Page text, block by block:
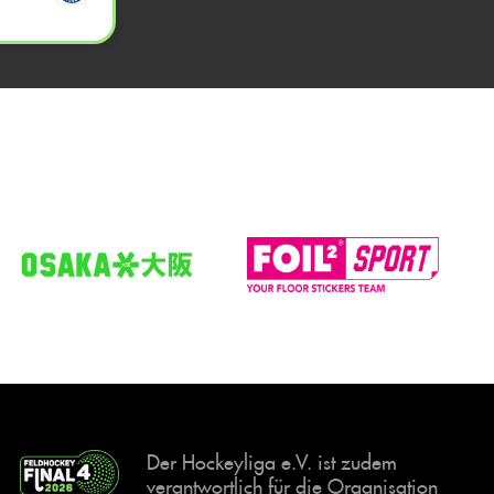
Der Hockeyliga e.V. ist zudem
verantwortlich für die Organisation